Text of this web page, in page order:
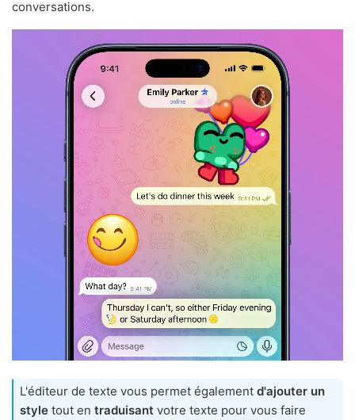
conversations.
L'éditeur de texte vous permet également d'ajouter un
style tout en traduisant votre texte pour vous faire